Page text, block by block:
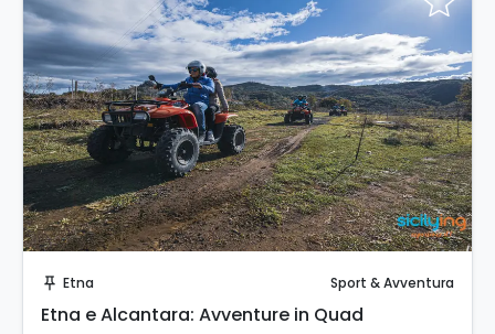
push_pin Etna Sport & Avventura
Etna e Alcantara: Avventure in Quad